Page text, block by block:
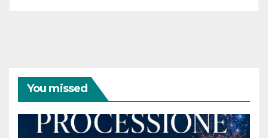
You missed